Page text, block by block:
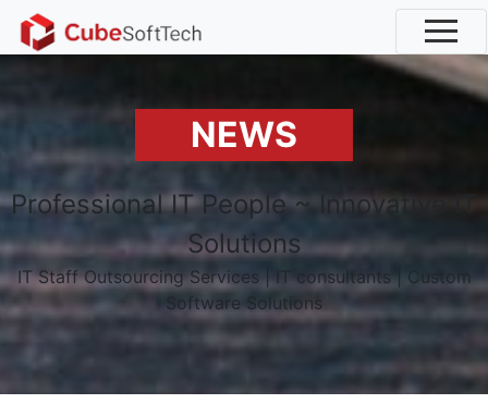
NEWS
Professional IT People ~ Innovative IT
Solutions
IT Staff Outsourcing Services | IT consultants | Custom
Software Solutions